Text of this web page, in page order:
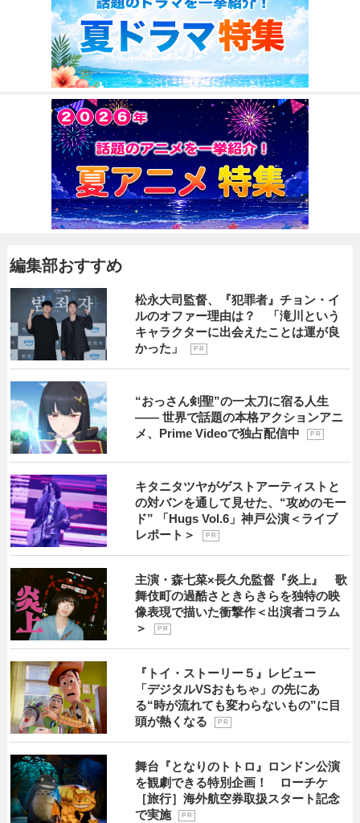
編集部おすすめ
松永大司監督、『犯罪者』チョン・イ
ルのオファー理由は？ 「滝川という
キャラクターに出会えたことは運が良
かった」
P R
“おっさん剣聖”の一太刀に宿る人生
―― 世界で話題の本格アクションアニ
メ、Prime Videoで独占配信中
P R
キタニタツヤがゲストアーティストと
の対バンを通して見せた、“攻めのモー
ド” 「Hugs Vol.6」神戸公演＜ライブ
レポート＞
P R
主演・森七菜×長久允監督『炎上』 歌
舞伎町の過酷さときらきらを独特の映
像表現で描いた衝撃作＜出演者コラム
＞
P R
『トイ・ストーリー５』レビュー
「デジタルVSおもちゃ」の先にあ
る“時が流れても変わらないもの”に目
頭が熱くなる
P R
舞台『となりのトトロ』ロンドン公演
を観劇できる特別企画！ ローチケ
［旅行］海外航空券取扱スタート記念
で実施
P R